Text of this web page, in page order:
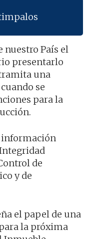
nuestro País el
presentarlo
una
se
para la
información
de
y de
el papel de una
la próxima